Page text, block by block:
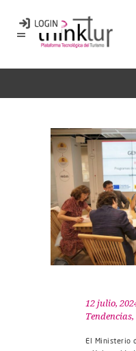
12 julio,
Tendencias,
El Ministerio